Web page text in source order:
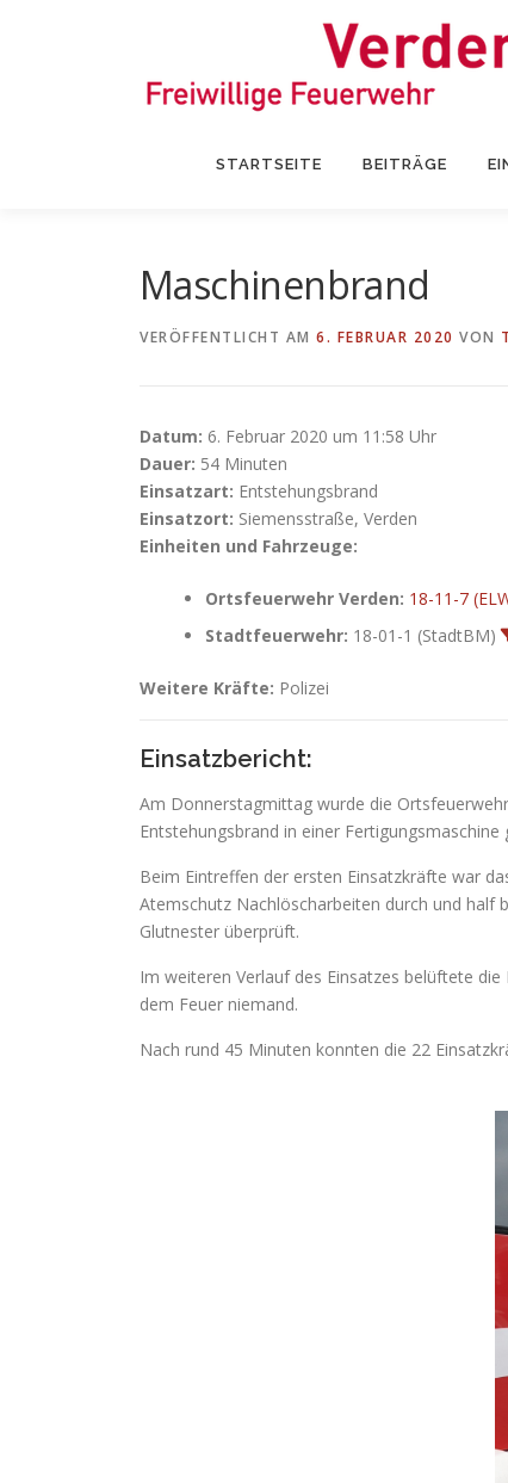
STARTSEITE BEITRÄGE
Maschinenbrand
VERÖFFENTLICHT AM 6. FEBRUAR 2020 VON
Datum: 6. Februar 2020 um 11:58 Uhr
Dauer: 54 Minuten
Einsatzart: Entstehungsbrand
Einsatzort: Siemensstraße, Verden
Einheiten und Fahrzeuge:
Ortsfeuerwehr Verden: 18-11-7
Stadtfeuerwehr: 18-01-1 (StadtBM)
Weitere Kräfte: Polizei
Einsatzbericht:
Am Donnerstagmittag wurde die
Entstehungsbrand in einer Fertigungsmaschine
Beim Eintreffen der ersten Einsatzkräfte war
Atemschutz Nachlöscharbeiten durch und half
Glutnester überprüft.
Im weiteren Verlauf des Einsatzes belüftete
dem Feuer niemand.
Nach rund 45 Minuten konnten die 22